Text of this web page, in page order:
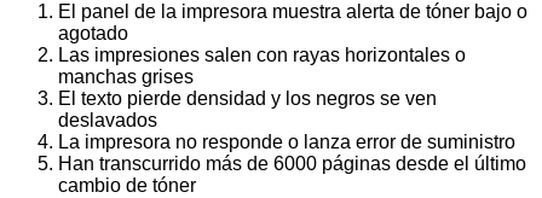
El panel de la impresora muestra alerta de tóner bajo o
agotado
Las impresiones salen con rayas horizontales o
manchas grises
El texto pierde densidad y los negros se ven
deslavados
La impresora no responde o lanza error de suministro
Han transcurrido más de 6000 páginas desde el último
cambio de tóner